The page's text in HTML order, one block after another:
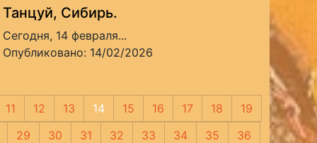
Танцуй, Сибирь.
Сегодня, 14 февраля...
Опубликовано: 14/02/2026
11 12 13 14 15 16 17 18
19
29
30 31 32 33 34 35
36